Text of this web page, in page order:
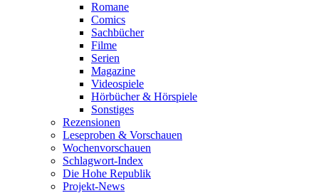
Romane
Comics
Sachbücher
Filme
Serien
Magazine
Videospiele
Hörbücher & Hörspiele
Sonstiges
Rezensionen
Leseproben & Vorschauen
Wochenvorschauen
Schlagwort-Index
Die Hohe Republik
Projekt-News